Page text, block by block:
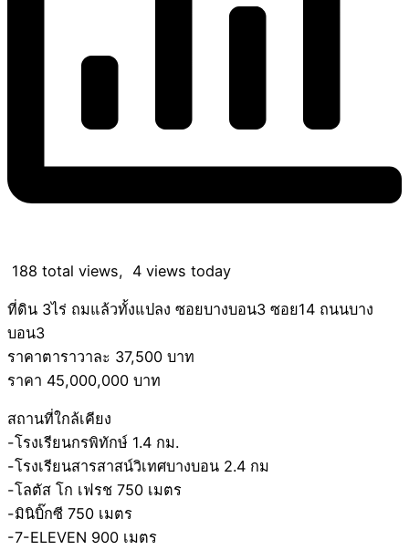
188 total views, 4 views today
ที่ดิน 3ไร่ ถมแล้วทั้งแปลง ซอยบางบอน3 ซอย14 ถนนบาง
บอน3
ราคาตาราวาละ 37,500 บาท
ราคา 45,000,000 บาท
สถานที่ใกล้เคียง
-โรงเรียนกรพิทักษ์ 1.4 กม.
-โรงเรียนสารสาสน์วิเทศบางบอน 2.4 กม
-โลตัส โก เฟรช 750 เมตร
-มินิบิ๊กซี 750 เมตร
-7-ELEVEN 900 เมตร